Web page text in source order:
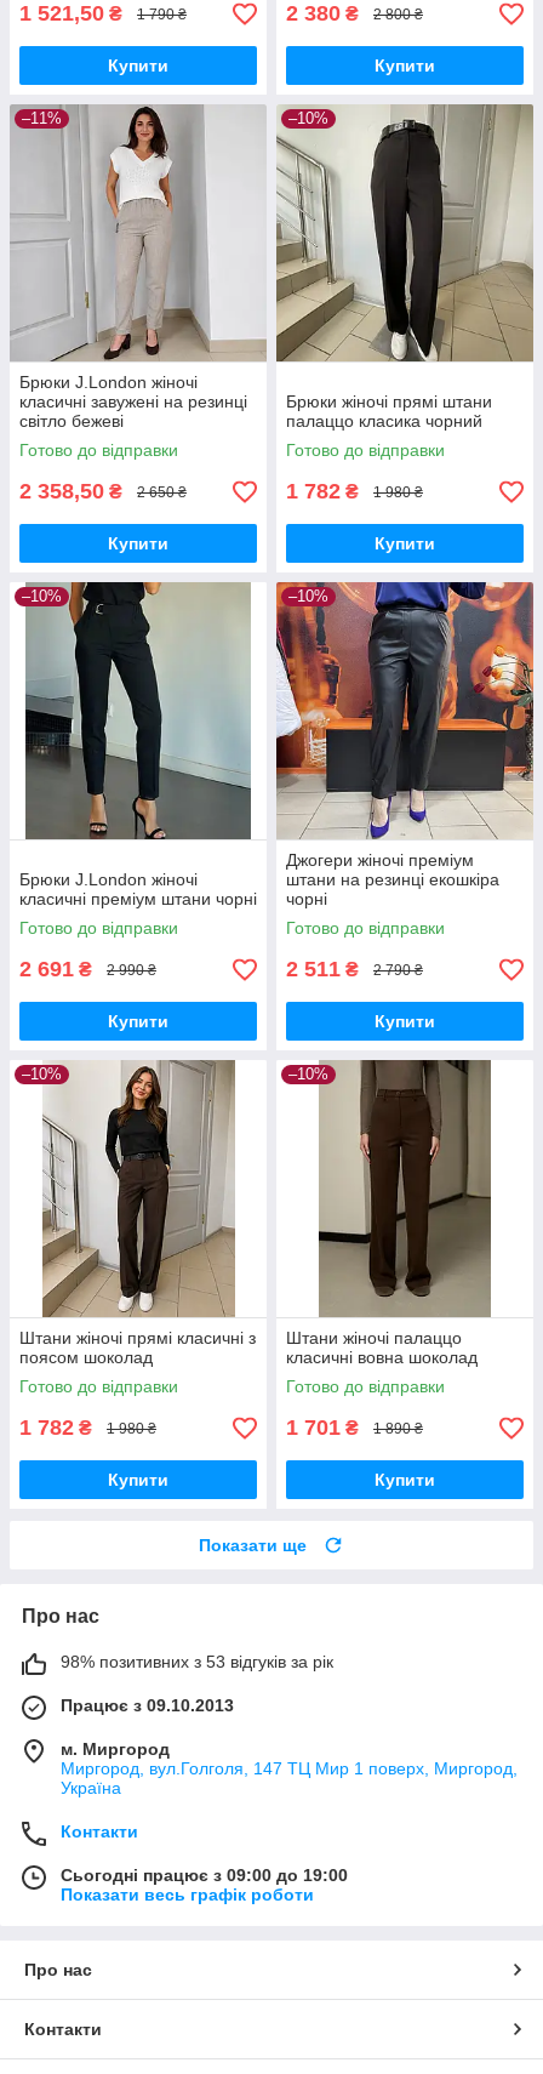
1 521,50 ₴ 1 790 ₴
Купити
2 380 ₴ 2 800 ₴
Купити
–11%
Брюки J.London жіночі
класичні завужені на резинці
світло бежеві
Готово до відправки
2 358,50 ₴ 2 650 ₴
Купити
–10%
Брюки жіночі прямі штани
палаццо класика чорний
Готово до відправки
1 782 ₴ 1 980 ₴
Купити
–10%
Брюки J.London жіночі
класичні преміум штани чорні
Готово до відправки
2 691 ₴ 2 990 ₴
Купити
–10%
Джогери жіночі преміум
штани на резинці екошкіра
чорні
Готово до відправки
2 511 ₴ 2 790 ₴
Купити
–10%
Штани жіночі прямі класичні з
поясом шоколад
Готово до відправки
1 782 ₴ 1 980 ₴
Купити
–10%
Штани жіночі палаццо
класичні вовна шоколад
Готово до відправки
1 701 ₴ 1 890 ₴
Купити
Показати ще
Про нас
98% позитивних з 53 відгуків за рік
Працює з 09.10.2013
м. Миргород
Миргород, вул.Голголя, 147 ТЦ Мир 1 поверх, Миргород,
Україна
Контакти
Сьогодні працює з 09:00 до 19:00
Показати весь графік роботи
Про нас
Контакти